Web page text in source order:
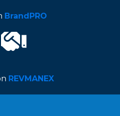
BrandPRO
REVMANEX